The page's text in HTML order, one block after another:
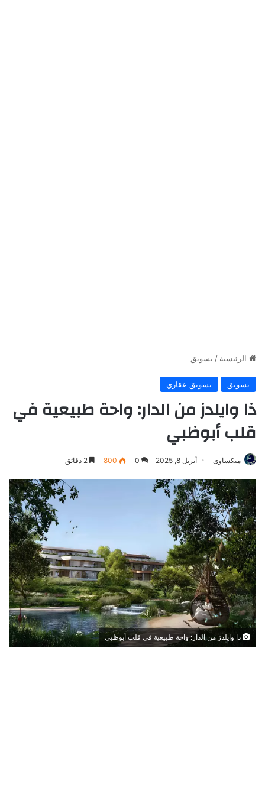
الرئيسية / تسويق
تسويق تسويق عقاري
ذا وايلدز من الدار: واحة طبيعية في
قلب أبوظبي
ميكساوى أبريل 8, 2025 0
800
ذا وايلدز من الدار: واحة طبيعية في قلب أبوظبي